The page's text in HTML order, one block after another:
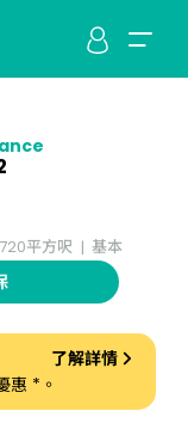
平方呎 基本
了解詳情
惠 *。